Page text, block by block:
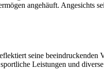
angehäuft. Angesichts
seine beeindruckenden
Leistungen und